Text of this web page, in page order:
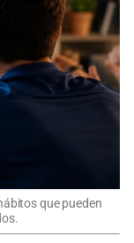
que pueden